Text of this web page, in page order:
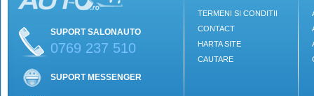
SUPORT SALONAUTO
0769 237 510
SUPORT MESSENGER
TERMENI SI CONDITII
CONTACT
HARTA SITE
CAUTARE